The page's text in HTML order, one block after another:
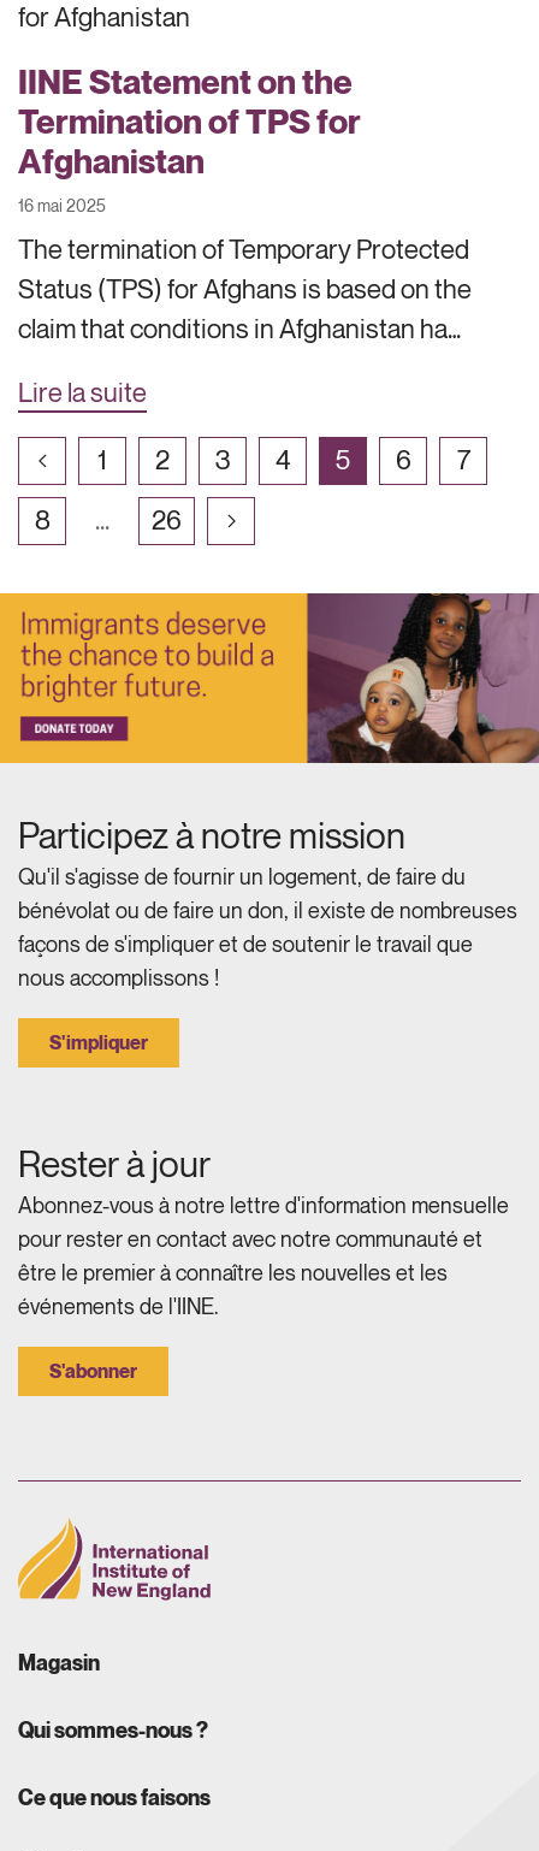
IINE Statement on the
Termination of TPS for
Afghanistan
16 mai 2025
The termination of Temporary Protected
Status (TPS) for Afghans is based on the
claim that conditions in Afghanistan ha…
Lire la suite
1 2 3 4 5 6
7
8
... 26
Participez à notre mission
Qu'il s'agisse de fournir un logement, de faire du
bénévolat ou de faire un don, il existe de nombreuses
façons de s'impliquer et de soutenir le travail que
nous accomplissons !
S'impliquer
Rester à jour
Abonnez-vous à notre lettre d'information mensuelle
pour rester en contact avec notre communauté et
être le premier à connaître les nouvelles et les
événements de l'IINE.
S'abonner
Magasin
Qui sommes-nous ?
Ce que nous faisons